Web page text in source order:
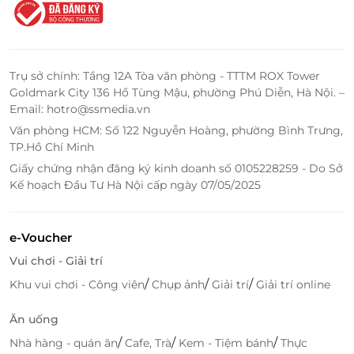
05 Thịnh Liệt Mới, P. Hoàng Mai , Quận Hai Bà Trưng
Nội
102 Trần Phú, P. Mỗ Lao, Quận Hà Đông, Hà Nội
32 Trần Điền, P. Định Công, Quận Hoàng Mai, Hà Nội
259A Bạch Mai, P. Bạch Mai , Quận Hai Bà Trưng, Hà
93 Hoàng Công, P. Kiến Hưng, Quận Hà Đông, Hà
Nội
Liêm, Hà Nội
Số 639 Trương Định, Phường Giáp Bát, Quận Hoàng
Số 72 Nguyễn Trãi, P. Khương Đình, Quận Thanh
SH13 Tòa K1 The Kpark Văn Phú, Quận Hà Đông, Hà
Nội
ToCoToCo và muốn dành tặng những khoảnh khắc
Đừng bỏ lỡ cơ hội nhận ngay thẻ quà tặng LifeLink
để thưởng thức trà sữa ToCoToCo tại các cửa hàng
trên toàn quốc. Hãy nhanh tay đặt thẻ quà tặng
LifeLinkvà gửi tặng những người thân yêu để họ có
thể trải nghiệm những ly trà sữa tuyệt vời từ
ToCoToCo.
Trụ sở chính: Tầng 12A Tòa văn phòng - TTTM ROX Tower
Goldmark City 136 Hồ Tùng Mậu, phường Phú Diễn, Hà Nội. –
Email: hotro@ssmedia.vn
Văn phòng HCM: Số 122 Nguyễn Hoàng, phường Bình Trưng,
TP.Hồ Chí Minh
Giấy chứng nhận đăng ký kinh doanh số 0105228259 - Do Sở
Kế hoạch Đầu Tư Hà Nội cấp ngày 07/05/2025
e-Voucher
Vui chơi - Giải trí
Khu vui chơi - Công viên/Chụp ảnh/Giải trí/Giải trí online
Ăn uống
Nhà hàng - quán ăn/Cafe, Trà/ Kem - Tiệm bánh/Thực